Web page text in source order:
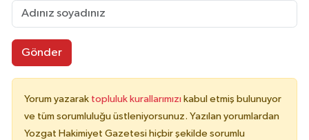
Gönder
Yorum yazarak topluluk kurallarımızı kabul etmiş bulunuyor
ve tüm sorumluluğu üstleniyorsunuz. Yazılan yorumlardan
Yozgat Hakimiyet Gazetesi hiçbir şekilde sorumlu